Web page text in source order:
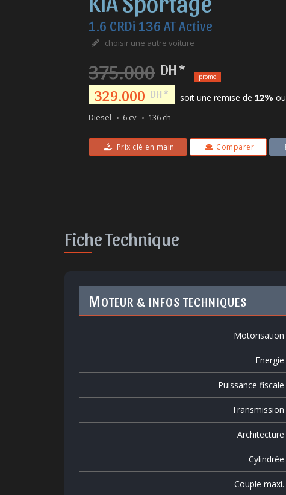
1.6 CRDi 136 AT Active
choisir une autre voiture
375.000 DH * promo
329.000 DH * soit une remise de 12% ou
Diesel 6 cv 136 ch
Prix clé en main Comparer
Fiche Technique
MOTEUR & INFOS TECHNIQUES
Motorisation
Energie
Puissance fiscale
Transmission
Architecture
Cylindrée
Couple maxi.